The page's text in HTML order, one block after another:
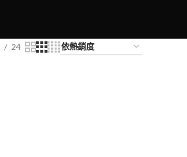
24